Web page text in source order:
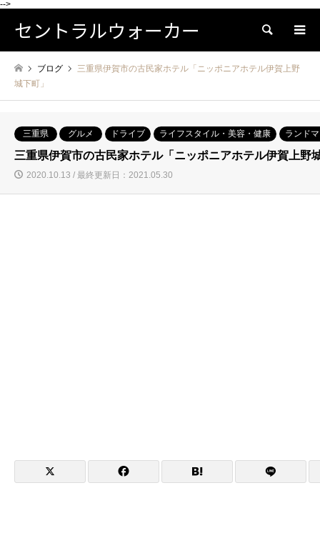
-->
セントラルウォーカー 検索
ブログ
三重県伊賀市の古民家ホテル「ニッポニアホテル伊賀上野
城下町」
三重県 グルメ ドライブ ライフスタイル・美容・健康 ランド
三重県伊賀市の古民家ホテル「ニッポニアホテル伊賀上野
2020.10.13 / 最終更新日：2021.05.30